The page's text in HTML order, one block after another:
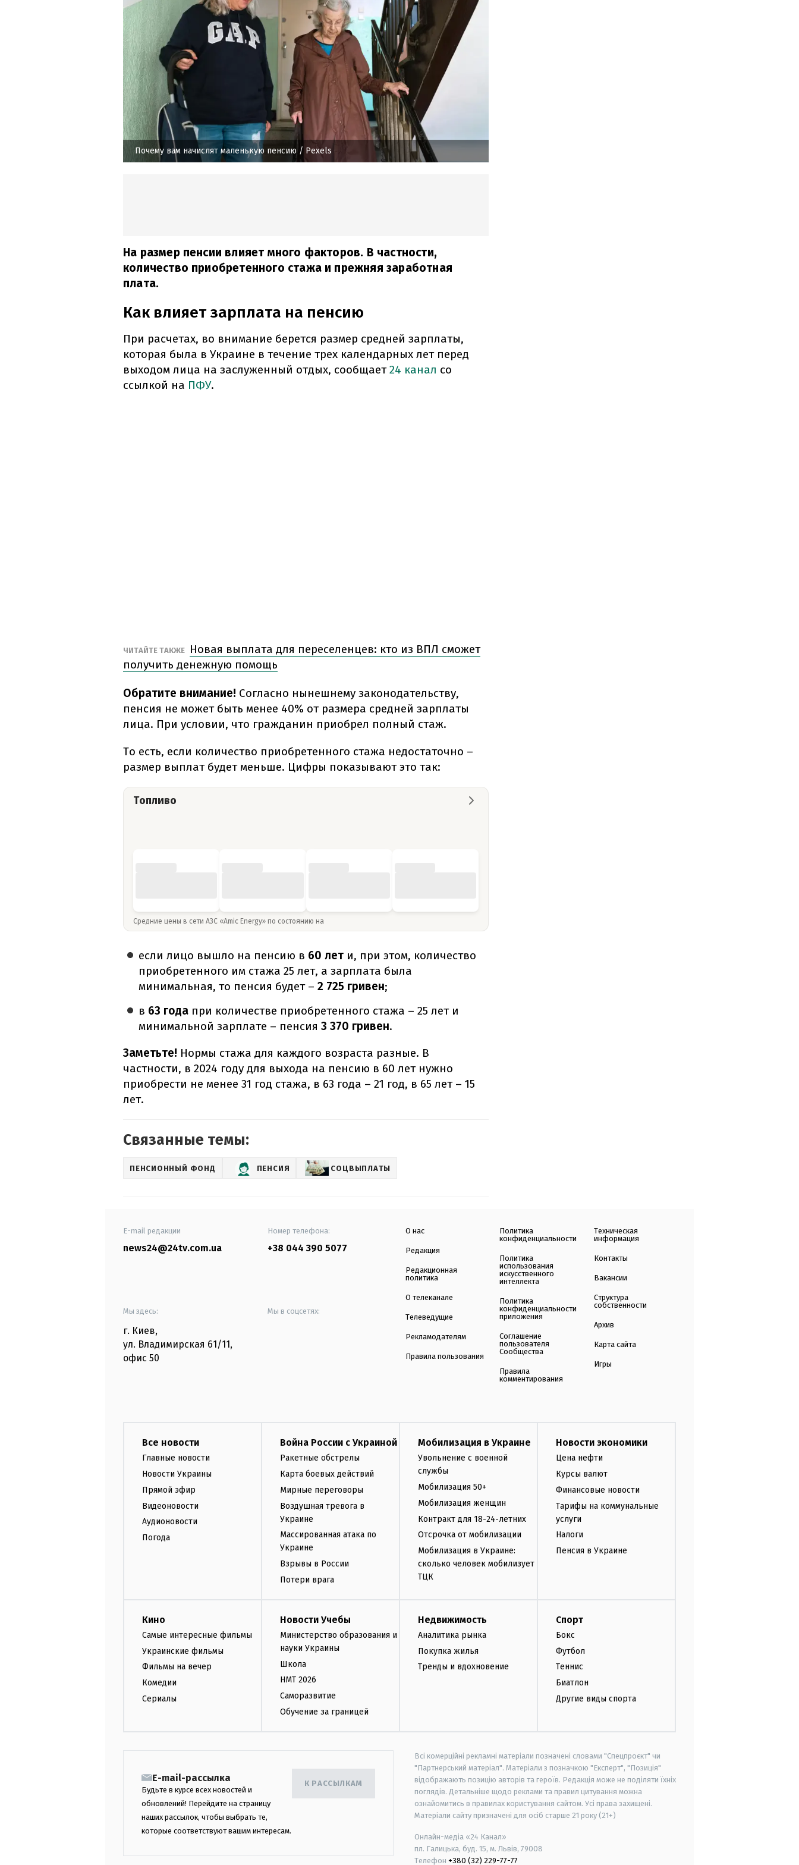
Почему вам начислят маленькую пенсию/ Pexels
На размер пенсии влияет много факторов. В частности,
количество приобретенного стажа и прежняя заработная
плата.
Как влияет зарплата на пенсию
При расчетах, во внимание берется размер средней зарплаты,
которая была в Украине в течение трех календарных лет перед
выходом лица на заслуженный отдых, сообщает24 канал со
ссылкой на ПФУ.
ЧИТАЙТЕ ТАКЖЕ
Новая выплата для переселенцев: кто из ВПЛ сможет
получить денежную помощь
Обратите внимание! Согласно нынешнему законодательству,
пенсия не может быть менее 40% от размера средней зарплаты
лица. При условии, что гражданин приобрел полный стаж.
То есть, если количество приобретенного стажа недостаточно –
размер выплат будет меньше. Цифры показывают это так:
Топливо
Средние цены в сети АЗС «Amic Energy» по состоянию на
если лицо вышло на пенсию в 60 лет и, при этом, количество
приобретенного им стажа 25 лет, а зарплата была
минимальная, то пенсия будет –2 725 гривен;
в 63 года при количестве приобретенного стажа – 25 лет и
минимальной зарплате – пенсия3 370 гривен.
Заметьте! Нормы стажа для каждого возраста разные. В
частности, в 2024 году для выхода на пенсию в 60 лет нужно
приобрести не менее 31 год стажа, в 63 года – 21 год, в 65 лет – 15
лет.
Связанные темы:
ПЕНСИОННЫЙ ФОНД ПЕНСИЯ СОЦВЫПЛАТЫ
E-mail редакции
news24@24tv.com.ua
Номер телефона:
+38 044 390 5077
Мы здесь:
г. Киев,
ул. Владимирская 61/11,
офис 50
Мы в соцсетях:
О нас
Редакция
Редакционная
политика
О телеканале
Телеведущие
Рекламодателям
Правила пользования
Политика
конфиденциальности
Политика
использования
искусственного
интеллекта
Политика
конфиденциальности
приложения
Соглашение
пользователя
Сообщества
Правила
комментирования
Техническая
информация
Контакты
Вакансии
Структура
собственности
Архив
Карта сайта
Игры
Все новости
Главные новости
Новости Украины
Прямой эфир
Видеоновости
Аудионовости
Погода
Война России с Украиной
Ракетные обстрелы
Карта боевых действий
Мирные переговоры
Воздушная тревога в
Украине
Массированная атака по
Украине
Взрывы в России
Потери врага
Мобилизация в Украине
Увольнение с военной
службы
Мобилизация 50+
Мобилизация женщин
Контракт для 18-24-летних
Отсрочка от мобилизации
Мобилизация в Украине:
сколько человек мобилизует
ТЦК
Новости экономики
Цена нефти
Курсы валют
Финансовые новости
Тарифы на коммунальные
услуги
Налоги
Пенсия в Украине
Кино
Самые интересные фильмы
Украинские фильмы
Фильмы на вечер
Комедии
Сериалы
Новости Учебы
Министерство образования и
науки Украины
Школа
НМТ 2026
Саморазвитие
Обучение за границей
Недвижимость
Аналитика рынка
Покупка жилья
Тренды и вдохновение
Спорт
Бокс
Футбол
Теннис
Биатлон
Другие виды спорта
E-mail-рассылка
Будьте в курсе всех новостей и
обновлений! Перейдите на страницу
наших рассылок, чтобы выбрать те,
которые соответствуют вашим интересам.
К РАССЫЛКАМ
Всі комерційні рекламні матеріали позначені словами "Спецпроєкт" чи
"Партнерський матеріал". Матеріали з позначкою "Експерт", "Позиція"
відображають позицію авторів та героїв. Редакція може не поділяти їхніх
поглядів. Детальніше щодо реклами та правил цитування можна
ознайомитись в правилах користування сайтом. Усі права захищені.
Матеріали сайту призначені для осіб старше 21 року (21+)
Онлайн-медіа «24 Канал»
пл. Галицька, буд. 15, м. Львів, 79008
Телефон +380 (32) 229-77-77